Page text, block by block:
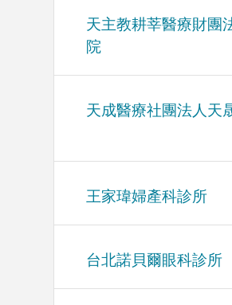
天主教耕莘醫療財團
院
天成醫療社團法人天
王家瑋婦產科診所
台北諾貝爾眼科診所